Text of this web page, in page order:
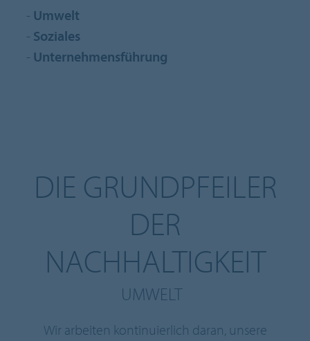
- Umwelt
- Soziales
- Unternehmensführung
DIE GRUNDPFEILER
DER
NACHHALTIGKEIT
UMWELT
Wir arbeiten kontinuierlich daran, unsere